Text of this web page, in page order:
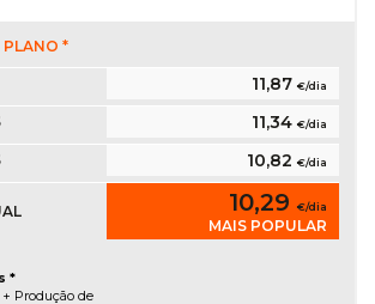
PLANO *
11,87 €/dia
11,34 €/dia
10,82 €/dia
10,29 €/dia
MAIS POPULAR
*
Produção de